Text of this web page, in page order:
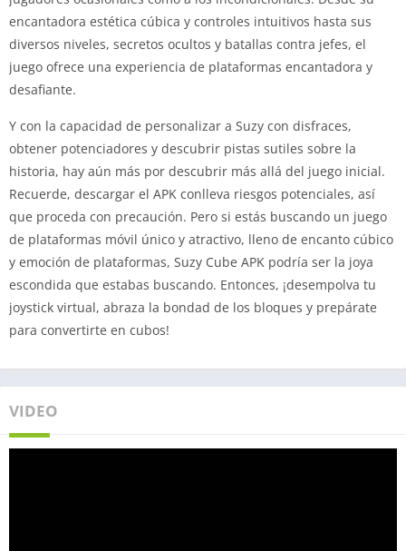
encantadora estética cúbica y controles intuitivos hasta sus
diversos niveles, secretos ocultos y batallas contra jefes, el
juego ofrece una experiencia de plataformas encantadora y
desafiante.
Y con la capacidad de personalizar a Suzy con disfraces,
obtener potenciadores y descubrir pistas sutiles sobre la
historia, hay aún más por descubrir más allá del juego inicial.
Recuerde, descargar el APK conlleva riesgos potenciales, así
que proceda con precaución. Pero si estás buscando un juego
de plataformas móvil único y atractivo, lleno de encanto cúbico
y emoción de plataformas, Suzy Cube APK podría ser la joya
escondida que estabas buscando. Entonces, ¡desempolva tu
joystick virtual, abraza la bondad de los bloques y prepárate
para convertirte en cubos!
VIDEO